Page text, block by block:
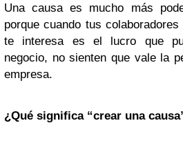
Una causa es mucho más
porque cuando tus
te interesa es el lucro que
negocio, no sienten que vale la
empresa.
¿Qué significa “crear una